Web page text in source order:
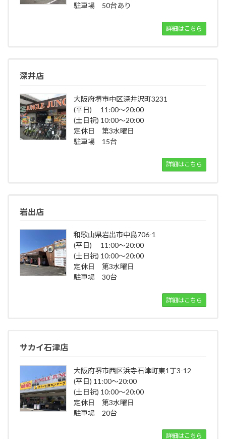
駐車場 50台あり
詳細はこちら
深井店
大阪府堺市中区深井沢町3231
(平日) 11:00～20:00
(土日祝) 10:00～20:00
定休日 第3水曜日
駐車場 15台
詳細はこちら
岩出店
和歌山県岩出市中島706-1
(平日) 11:00～20:00
(土日祝) 10:00～20:00
定休日 第3水曜日
駐車場 30台
詳細はこちら
サカイ石津店
大阪府堺市西区浜寺石津町東1丁3-12
(平日) 11:00～20:00
(土日祝) 10:00～20:00
定休日 第3水曜日
駐車場 20台
詳細はこちら